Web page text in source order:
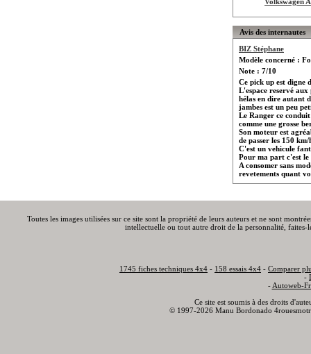
Avis des internautes
BIZ Stéphane
Modèle concerné :
Note : 7/10
Ce pick up est digne
L'espace reservé
hélas en dire autant
jambes est un peu
Le Ranger ce
comme une grosse
Son moteur est
de passer les 150
C'est un vehicule
Pour ma part c'est le
A consomer sans
revetements quant
Toutes les images utilisées sur ce site sont la propriété de leurs auteurs et ne sont
intellectuelle ou tout autre droit de la personnalité,
1745 fiches techniques 4x4 - 158 essais 4x4 - Comparer
-
- Autoweb-
Ce site est soumis à des droits
© 1997-2026 Manu Bordonado